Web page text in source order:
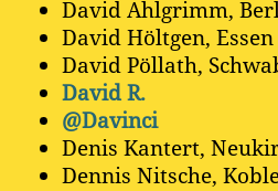
David Ahlgrimm,
David Höltgen, Essen
David Pöllath,
David R.
@Davinci
Denis Kantert,
Dennis Nitsche,